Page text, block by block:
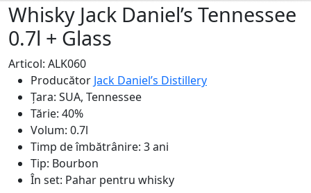
Whisky Jack Daniel’s Tennessee
0.7l + Glass
Articol: ALK060
Producător Jack Daniel’s Distillery
Țara: SUA, Tennessee
Tărie: 40%
Volum: 0.7l
Timp de îmbătrânire: 3 ani
Tip: Bourbon
În set: Pahar pentru whisky